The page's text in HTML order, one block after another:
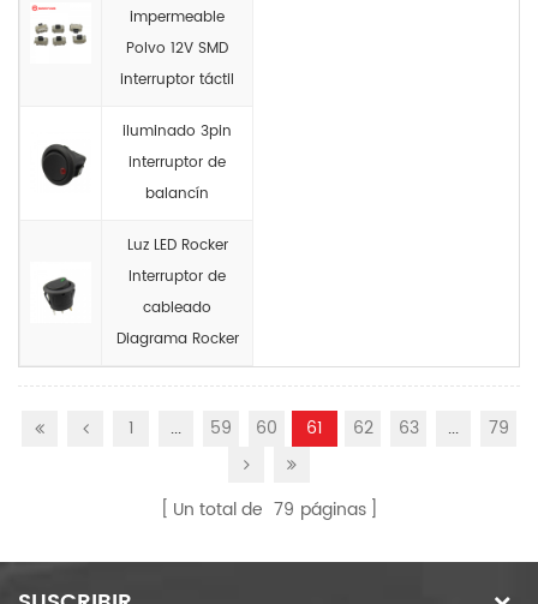
impermeable
Polvo 12V SMD
interruptor táctil
iluminado 3pin
interruptor de
balancín
Luz LED Rocker
Interruptor de
cableado
Diagrama Rocker
1 ... 59 60 61 62 63 ... 79
Un total de 79 páginas